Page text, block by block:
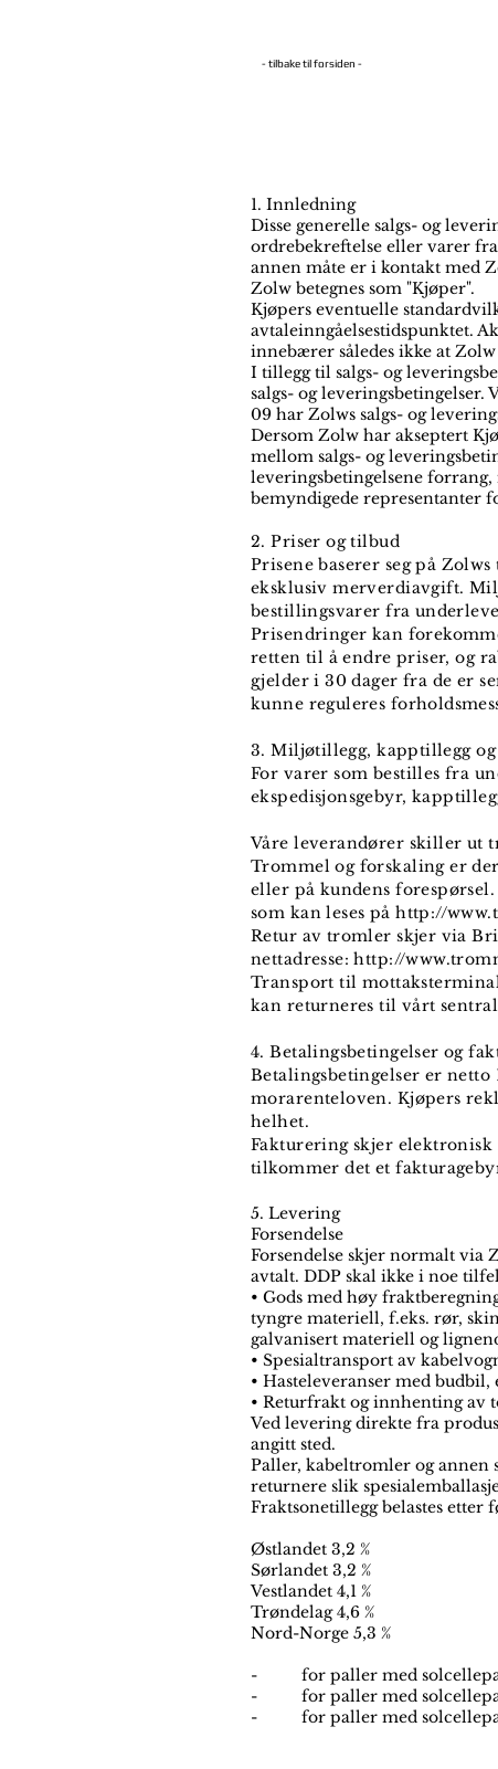
- tilbake til forsiden -
1. Innledning
Disse generelle salgs- og
ordrebekreftelse eller varer
annen måte er i kontakt med
Zolw betegnes som "Kjøper".
Kjøpers eventuelle
avtaleinngåelsestidspunktet.
innebærer således ikke at
I tillegg til salgs- og
salgs- og leveringsbetingelser.
09 har Zolws salgs- og
Dersom Zolw har akseptert
mellom salgs- og
leveringsbetingelsene
bemyndigede representanter
2. Priser og tilbud
Prisene baserer seg på
eksklusiv merverdiavgift.
bestillingsvarer fra
Prisendringer kan
retten til å endre priser, og
gjelder i 30 dager fra de er
kunne reguleres
3. Miljøtillegg, kapptillegg
For varer som bestilles fra
ekspedisjonsgebyr,
Våre leverandører skiller ut
Trommel og forskaling er
eller på kundens
som kan leses på http://
Retur av tromler skjer via
nettadresse: http://
Transport til
kan returneres til vårt
4. Betalingsbetingelser og
Betalingsbetingelser er
morarenteloven. Kjøpers
helhet.
Fakturering skjer
tilkommer det et
5. Levering
Forsendelse
Forsendelse skjer normalt via
avtalt. DDP skal ikke i noe
• Gods med høy
tyngre materiell, f.eks. rør,
galvanisert materiell og
• Spesialtransport av
• Hasteleveranser med
• Returfrakt og innhenting av
Ved levering direkte fra
angitt sted.
Paller, kabeltromler og annen
returnere slik
Fraktsonetillegg belastes etter
Østlandet 3,2 %
Sørlandet 3,2 %
Vestlandet 4,1 %
Trøndelag 4,6 %
Nord-Norge 5,3 %
- for paller med
- for paller med
- for paller med